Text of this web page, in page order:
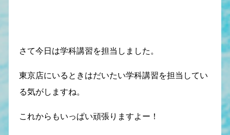
さて今日は学科講習を担当しました。
東京店にいるときはだいたい学科講習を担当してい
る気がしますね。
これからもいっぱい頑張りますよー！